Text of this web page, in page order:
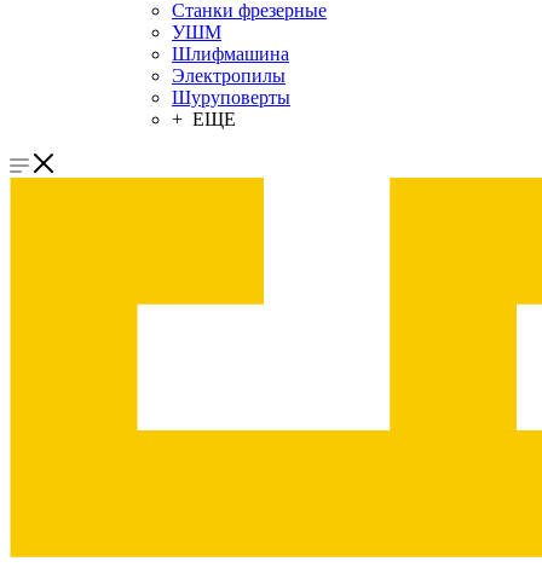
Станки фрезерные
УШМ
Шлифмашина
Электропилы
Шуруповерты
+ ЕЩЕ